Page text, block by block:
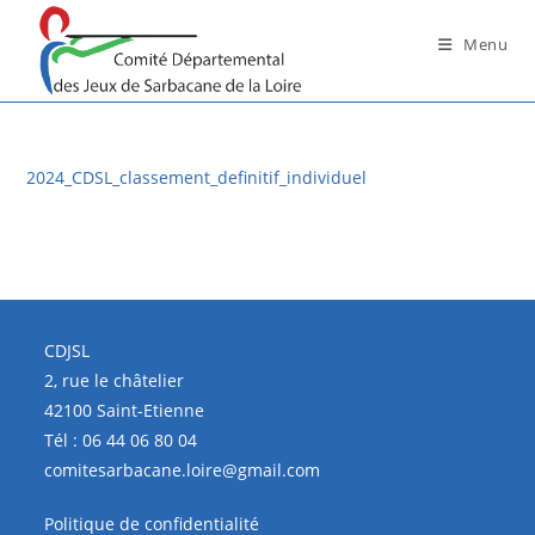
content
Menu
2024_CDSL_classement_definitif_individuel
CDJSL
2, rue le châtelier
42100 Saint-Etienne
Tél :06 44 06 80 04
comitesarbacane.loire@gmail.com
Politique de confidentialité